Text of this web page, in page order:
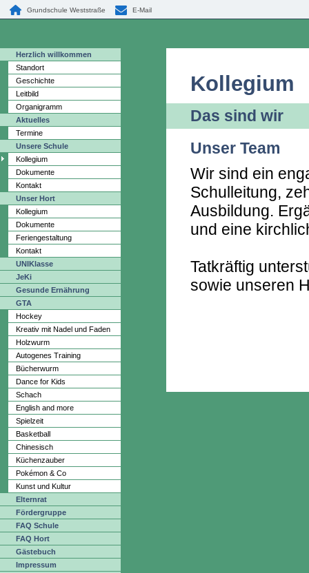
Grundschule Weststraße E-Mail
Herzlich willkommen
Standort
Geschichte
Leitbild
Organigramm
Aktuelles
Termine
Unsere Schule
Kollegium
Dokumente
Kontakt
Unser Hort
Kollegium
Dokumente
Feriengestaltung
Kontakt
UNIKlasse
JeKi
Gesunde Ernährung
GTA
Hockey
Kreativ mit Nadel und Faden
Holzwurm
Autogenes Training
Bücherwurm
Dance for Kids
Schach
English and more
Spielzeit
Basketball
Chinesisch
Küchenzauber
Pokémon & Co
Kunst und Kultur
Elternrat
Fördergruppe
FAQ Schule
FAQ Hort
Gästebuch
Impressum
Kollegium
Das sind wir
Unser Team
Wir sind ein
Schulleitung,
Ausbildung.
und eine
Tatkräftig
sowie unseren